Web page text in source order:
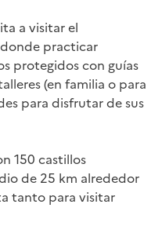
a visitar el
practicar
protegidos con guías
(en familia o para
para disfrutar de sus
150 castillos
de 25 km alrededor
tanto para visitar